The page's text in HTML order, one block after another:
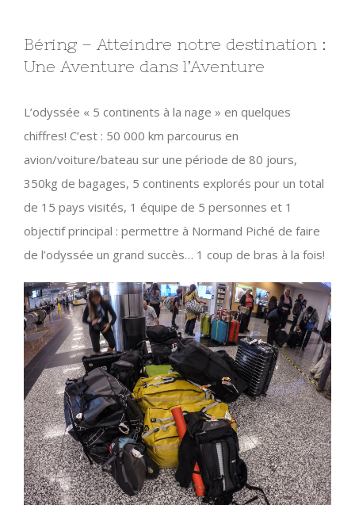
Béring – Atteindre notre destination :
Une Aventure dans l’Aventure
L’odyssée « 5 continents à la nage » en quelques
chiffres! C’est : 50 000 km parcourus en
avion/voiture/bateau sur une période de 80 jours,
350kg de bagages, 5 continents explorés pour un total
de 15 pays visités, 1 équipe de 5 personnes et 1
objectif principal : permettre à Normand Piché de faire
de l’odyssée un grand succès… 1 coup de bras à la fois!